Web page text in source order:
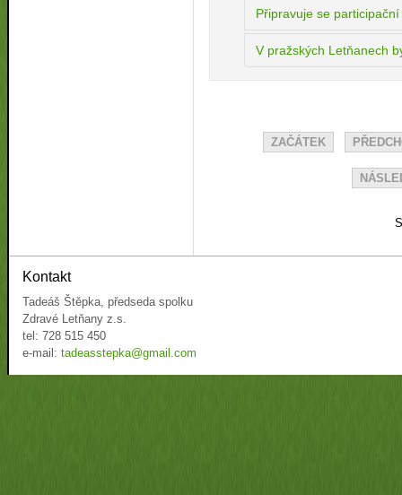
Připravuje se
V pražských Letňanech
ZAČÁTEK
Kontakt
Tadeáš Štěpka, předseda spolku
Zdravé Letňany z.s.
tel: 728 515 450
e-mail: tadeasstepka@gmail.com